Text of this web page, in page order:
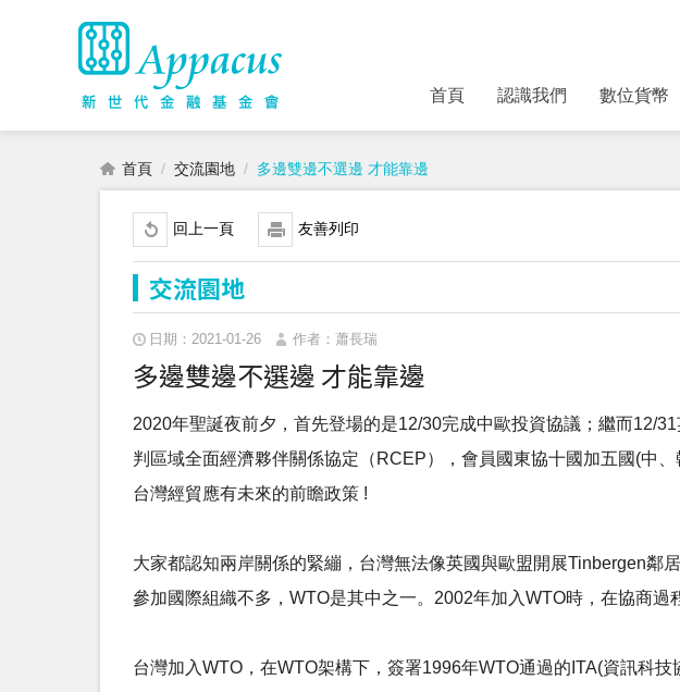
首頁 認識我們 數位貨幣
首頁 交流園地 多邊雙邊不選邊 才能靠邊
回上一頁 友善列印
交流園地
日期：2021-01-26 作者：蕭長瑞
多邊雙邊不選邊 才能靠邊
2020年聖誕夜前夕，首先登場的是12/30完成中歐投資協議；繼而12/
判區域全面經濟夥伴關係協定（RCEP），會員國東協十國加五國(中
台灣經貿應有未來的前瞻政策 !
大家都認知兩岸關係的緊繃，台灣無法像英國與歐盟開展Tinbergen
參加國際組織不多，WTO是其中之一。2002年加入WTO時，在協商
台灣加入WTO，在WTO架構下，簽署1996年WTO通過的ITA(資訊科